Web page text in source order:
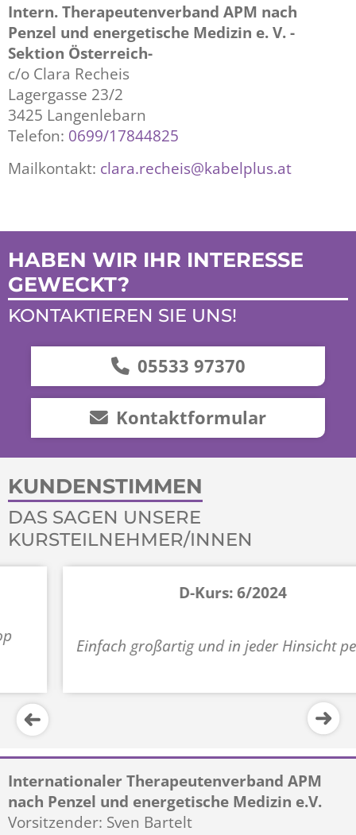
Intern. Therapeutenverband APM nach
Penzel und energetische Medizin e. V. -
Sektion Österreich-
c/o Clara Recheis
Lagergasse 23/2
3425 Langenlebarn
Telefon: 0699/17844825
Mailkontakt: clara.recheis@kabelplus.at
HABEN WIR IHR INTERESSE
GEWECKT?
KONTAKTIEREN SIE UNS!
05533 97370
Kontaktformular
KUNDENSTIMMEN
DAS SAGEN UNSERE
KURSTEILNEHMER/INNEN
D-Kurs: 6/2024
Einfach großartig und in jeder Hinsicht perfekt!
Internationaler Therapeutenverband APM
nach Penzel und energetische Medizin e.V.
Vorsitzender: Sven Bartelt